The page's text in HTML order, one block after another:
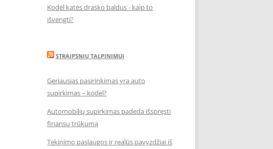
Kodėl katės drasko baldus - kaip to
išvengti?
STRAIPSNIU TALPINIMUI
Geriausias pasirinkimas yra auto
supirkimas – kodėl?
Automobilių supirkimas padeda išspręsti
finansų trūkumą
Tekinimo paslaugos ir realūs pavyzdžiai iš